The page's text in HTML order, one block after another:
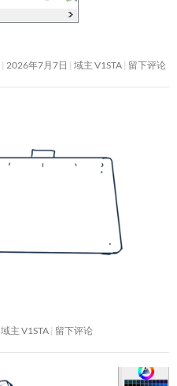
2026年7月7日 域主 V1STA 留下评论
域主 V1STA 留下评论